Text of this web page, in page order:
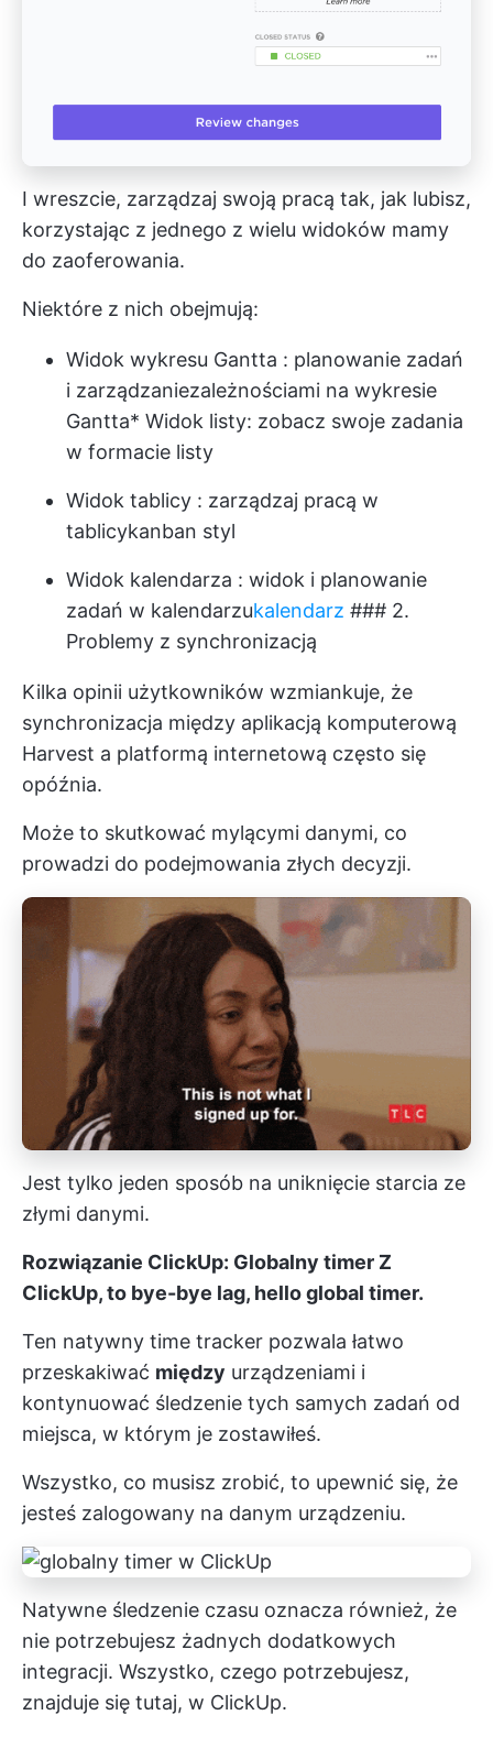
I wreszcie, zarządzaj swoją pracą tak, jak lubisz,
korzystając z jednego z wielu widoków mamy
do zaoferowania.
Niektóre z nich obejmują:
Widok wykresu Gantta : planowanie zadań
i zarządzaniezależnościami na wykresie
Gantta* Widok listy: zobacz swoje zadania
w formacie listy
Widok tablicy : zarządzaj pracą w
tablicykanban styl
Widok kalendarza : widok i planowanie
zadań w kalendarzukalendarz ### 2.
Problemy z synchronizacją
Kilka opinii użytkowników wzmiankuje, że
synchronizacja między aplikacją komputerową
Harvest a platformą internetową często się
opóźnia.
Może to skutkować mylącymi danymi, co
prowadzi do podejmowania złych decyzji.
Jest tylko jeden sposób na uniknięcie starcia ze
złymi danymi.
Rozwiązanie ClickUp: Globalny timer Z
ClickUp, to bye-bye lag, helloglobal timer.
Ten natywny time tracker pozwala łatwo
przeskakiwać między urządzeniami i
kontynuować śledzenie tych samych zadań od
miejsca, w którym je zostawiłeś.
Wszystko, co musisz zrobić, to upewnić się, że
jesteś zalogowany na danym urządzeniu.
Natywne śledzenie czasu oznacza również, że
nie potrzebujesz żadnych dodatkowych
integracji. Wszystko, czego potrzebujesz,
znajduje się tutaj, w ClickUp.